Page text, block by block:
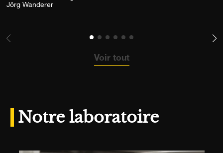
Jörg Wanderer
Voir tout
Notre laboratoire